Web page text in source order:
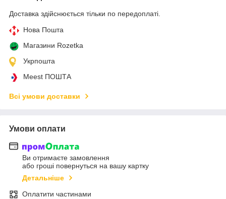
Доставка здійснюється тільки по передоплаті.
Нова Пошта
Магазини Rozetka
Укрпошта
Meest ПОШТА
Всі умови доставки
Умови оплати
Ви отримаєте замовлення
або гроші повернуться на вашу картку
Детальніше
Оплатити частинами